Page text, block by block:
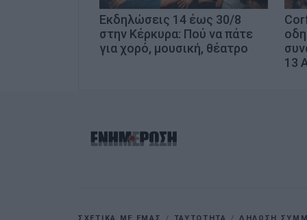
Εκδηλώσεις 14 έως 30/8
στην Κέρκυρα: Πού να πάτε
για χορό, μουσική, θέατρο
13